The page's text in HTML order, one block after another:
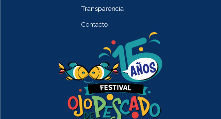
Transparencia
Contacto